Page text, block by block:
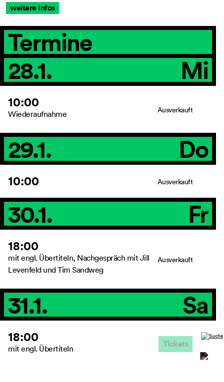
weitere Infos
Termine
28.1.
Mi
10:00
Wiederaufnahme Ausverkauft
29.1. Do
10:00 Ausverkauft
30.1. Fr
18:00
mit engl. Übertiteln, Nachgespräch mit Jill
Levenfeld und Tim Sandweg
Ausverkauft
31.1. Sa
18:00
mit engl. Übertiteln Tickets